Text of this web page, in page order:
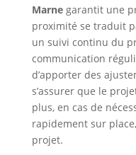
Marnegarantit une
proximité se traduit
un suivi continu du
communication
d’apporter des
s’assurer que le
plus, en cas de
rapidement sur
projet.